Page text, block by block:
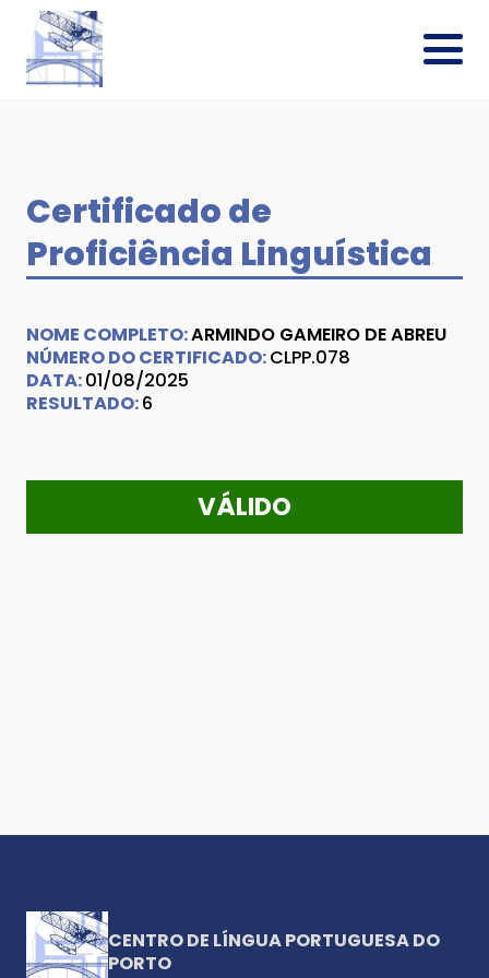
Certificado de
Proficiência Linguística
NOME COMPLETO:ARMINDO GAMEIRO DE ABREU
NÚMERO DO CERTIFICADO:CLPP.078
DATA:01/08/2025
RESULTADO:6
VÁLIDO
CENTRO DE LÍNGUA PORTUGUESA DO
PORTO